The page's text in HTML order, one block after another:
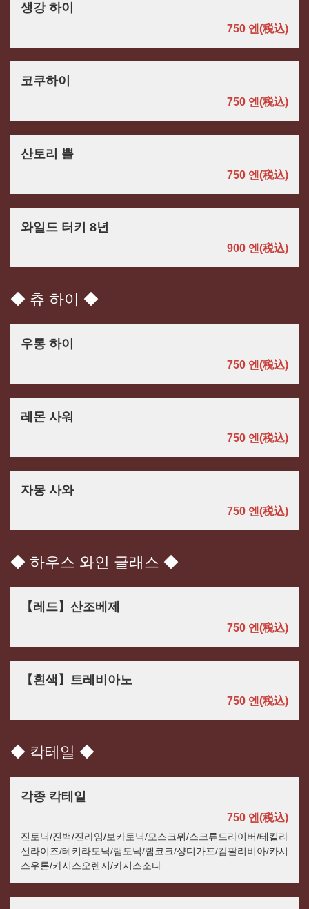
생강 하이
750 엔 (税込)
코쿠하이
750 엔 (税込)
산토리 뿔
750 엔 (税込)
와일드 터키 8년
900 엔 (税込)
◆ 츄 하이 ◆
우롱 하이
750 엔 (税込)
레몬 사워
750 엔 (税込)
자몽 사와
750 엔 (税込)
◆ 하우스 와인 글래스 ◆
【레드】산조베제
750 엔 (税込)
【흰색】트레비아노
750 엔 (税込)
◆ 칵테일 ◆
각종 칵테일
750 엔 (税込)
진토닉/진백/진라임/보카토닉/모스크뮈/스크류드라이버/테킬라
선라이즈/테키라토닉/램토닉/램코크/샹디가프/캄팔리비아/카시
스우론/카시스오렌지/카시스소다